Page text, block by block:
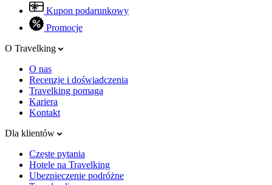
Kupon podarunkowy
Promocje
O Travelking
O nas
Recenzje i doświadczenia
Travelking pomaga
Kariera
Kontakt
Dla klientów
Częste pytania
Hotele na Travelking
Ubezpieczenie podróżne